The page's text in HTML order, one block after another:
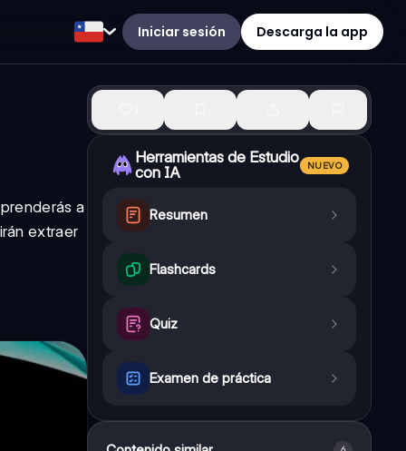
Iniciar sesión Descarga la app
a
extraer
Herramientas de Estudio
con IA
NUEVO
Resumen
Flashcards
Quiz
Examen de práctica